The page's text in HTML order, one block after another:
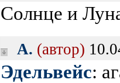
Солнце и
A. (автор)
Эдельвейс: